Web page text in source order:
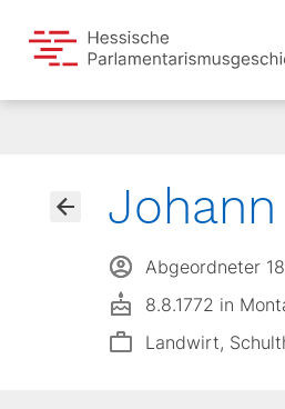
Abgeordneter
8.8.1772 in
Landwirt,